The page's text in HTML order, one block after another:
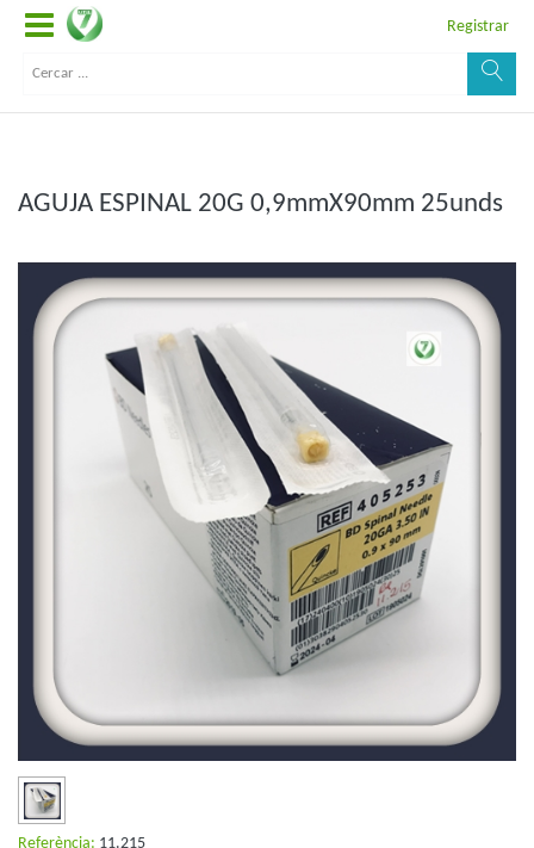
Registrar
AGUJA ESPINAL 20G 0,9mmX90mm 25unds
Referència: 11.215